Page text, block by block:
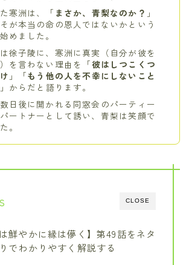
寒洲は、「 まさか、青梨なのか？ 」
が本当の命の恩人ではないかという
めました。
徐子陵に、寒洲に真実（自分が彼を
を言わない理由を「彼はしつこくつ
」「もう他の人を不幸にしないこと
」からだと語ります。
日後に開かれる同窓会のパーティー
ートナーとして誘い、青梨は笑顔で
。
CLOSE
は鮮やかに縁は儚く】第49話をネタ
でわかりやすく解説する